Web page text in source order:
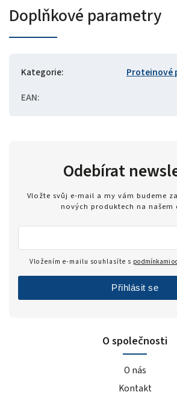
Doplňkové parametry
Kategorie: Proteinové
EAN:
O společnosti
O nás
Kontakt
Odebírat
Vložte svůj e-mail a my vám budeme
nových produktech na našem
Vložením e-mailu souhlasíte s podmínkami
Přihlásit se